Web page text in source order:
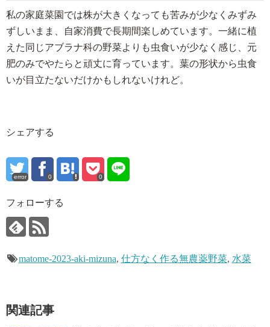
私の家庭菜園では株が大きくなっても苦みが少なくみずみ
ずしいまま、自家消費で長期間楽しめています。一緒に植
えた同じアブラナ科の野菜よりも虫食いが少なく感じ、元
肥のみでやたらと頑丈に育っています。葉の形状から虫食
いが目立たないだけかもしれないけれど。
シェアする
error 0 0
フォローする
matome-2023-aki-mizuna, 仕方なく作る無農薬野菜, 水菜
関連記事